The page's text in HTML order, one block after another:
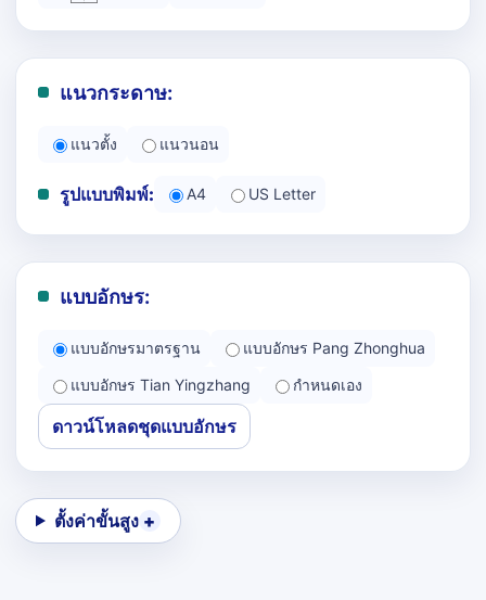
แนวกระดาษ:
แนวตั้ง แนวนอน
รูปแบบพิมพ์: A4 US Letter
แบบอักษร:
แบบอักษรมาตรฐาน
แบบอักษร Pang Zhonghua
แบบอักษร Tian Yingzhang
กำหนดเอง
ดาวน์โหลดชุดแบบอักษร
ตั้งค่าขั้นสูง